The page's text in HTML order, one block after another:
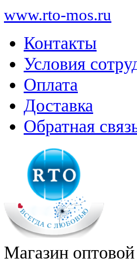
www.rto-mos.ru
Контакты
Условия
Оплата
Доставка
Обратная
Магазин